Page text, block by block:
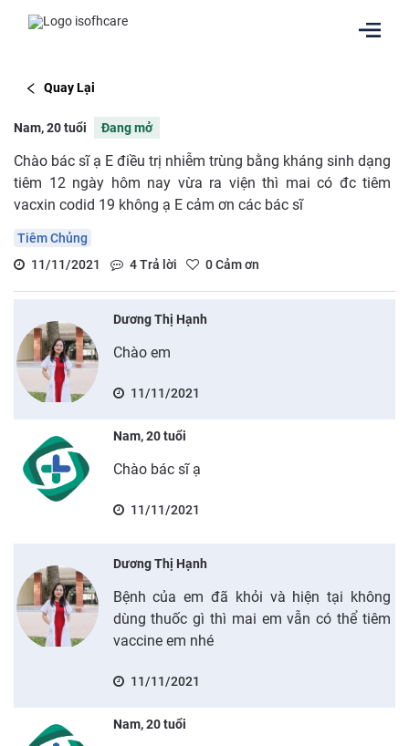
Quay Lại
Nam, 20 tuổi Đang mở
Chào bác sĩ ạ E điều trị nhiễm trùng bằng kháng sinh dạng
tiêm 12 ngày hôm nay vừa ra viện thì mai có đc tiêm
vacxin codid 19 không ạ E cảm ơn các bác sĩ
Tiêm Chủng
11/11/2021
4Trả lời 0Cảm ơn
Dương Thị Hạnh
Chào em
11/11/2021
Nam, 20 tuổi
Chào bác sĩ ạ
11/11/2021
Dương Thị Hạnh
Bệnh của em đã khỏi và hiện tại không
dùng thuốc gì thì mai em vẫn có thể tiêm
vaccine em nhé
11/11/2021
Nam, 20 tuổi